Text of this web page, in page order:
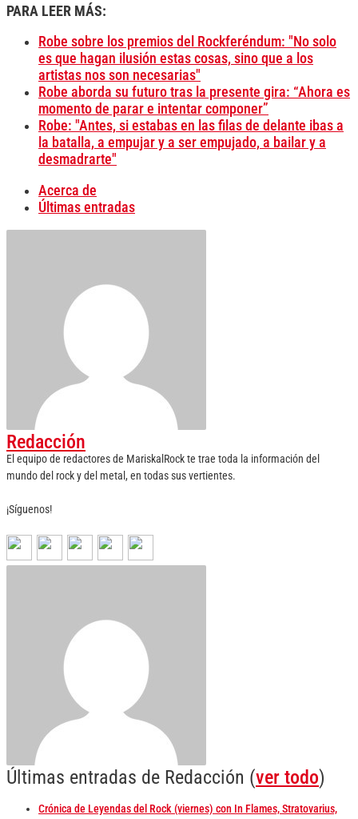
PARA LEER MÁS:
Robe sobre los premios del Rockferéndum: "No solo
es que hagan ilusión estas cosas, sino que a los
artistas nos son necesarias"
Robe aborda su futuro tras la presente gira: “Ahora es
momento de parar e intentar componer”
Robe: "Antes, si estabas en las filas de delante ibas a
la batalla, a empujar y a ser empujado, a bailar y a
desmadrarte"
Acerca de
Últimas entradas
Redacción
El equipo de redactores de MariskalRock te trae toda la información del
mundo del rock y del metal, en todas sus vertientes.
¡Síguenos!
Últimas entradas de Redacción (ver todo)
Crónica de Leyendas del Rock (viernes) con In Flames, Stratovarius,